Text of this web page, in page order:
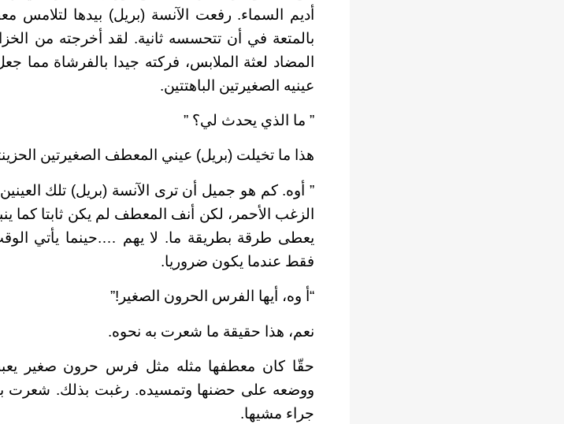
أديم السماء. رفعت الآنسة (بريل) بيدها
بالمتعة في أن تتحسسه ثانية. لقد أخرجته من
المضاد لعثة الملابس، فركته جيدا بالفرشاة مما
عينيه الصغيرتين الباهتتين.
” ما الذي يحدث لي؟ ”
هذا ما تخيلت (بريل) عيني المعطف الصغيرتين
” أوه. كم هو جميل أن ترى الآنسة (بريل) تلك
الزغب الأحمر، لكن أنف المعطف لم يكن ثابتا كما
يعطى طرقة بطريقة ما. لا يهم ….حينما يأتي
فقط عندما يكون ضروريا.
“أ وه، أيها الفرس الحرون الصغير!”
نعم، هذا حقيقة ما شعرت به نحوه.
حقّا كان معطفها مثله مثل فرس حرون صغير
ووضعه على حضنها وتمسيده. رغبت بذلك. شعرت
جراء مشيها.